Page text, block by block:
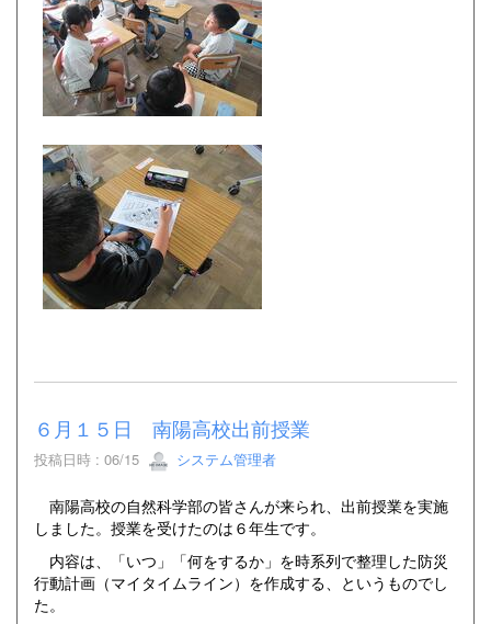
６月１５日 南陽高校出前授業
投稿日時 : 06/15 システム管理者
南陽高校の自然科学部の皆さんが来られ、出前授業を実施
しました。授業を受けたのは６年生です。
内容は、「いつ」「何をするか」を時系列で整理した防災
行動計画（マイタイムライン）を作成する、というものでし
た。